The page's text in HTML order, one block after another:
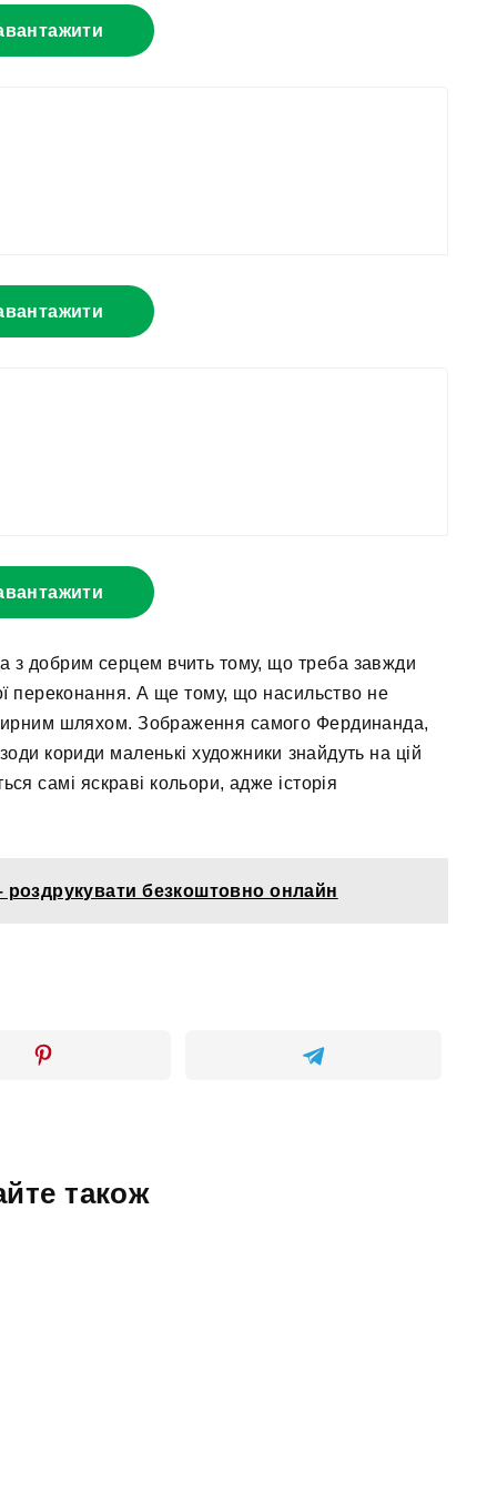
з добрим серцем вчить тому, що треба завжди
переконання. А ще тому, що насильство не
шляхом. Зображення самого Фердинанда,
кориди маленькі художники знайдуть на цій
самі яскраві кольори, адже історія
безкоштовно онлайн
також